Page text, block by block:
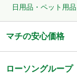
日用品・ペット用品
マチの安心価格
ローソングループ